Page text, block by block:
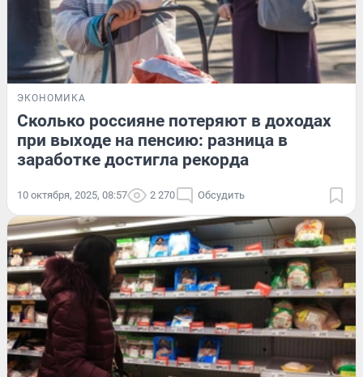
ЭКОНОМИКА
Сколько россияне потеряют в доходах
при выходе на пенсию: разница в
заработке достигла рекорда
10 октября, 2025, 08:57 2 270 Обсудить